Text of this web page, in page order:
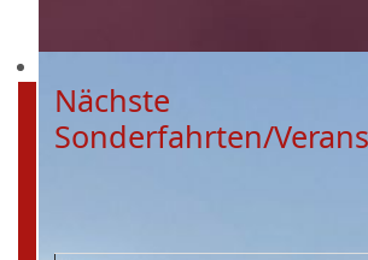
Nächste
Sonderfahrten/